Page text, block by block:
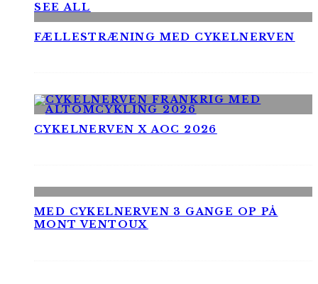
SEE ALL
FÆLLESTRÆNING MED CYKELNERVEN
CYKELNERVEN X AOC 2026
MED CYKELNERVEN 3 GANGE OP PÅ
MONT VENTOUX